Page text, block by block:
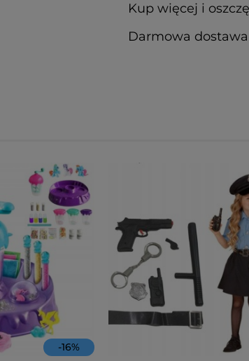
Kup więcej i
Darmowa
-16%